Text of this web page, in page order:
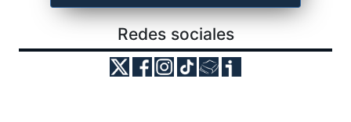
Redes sociales